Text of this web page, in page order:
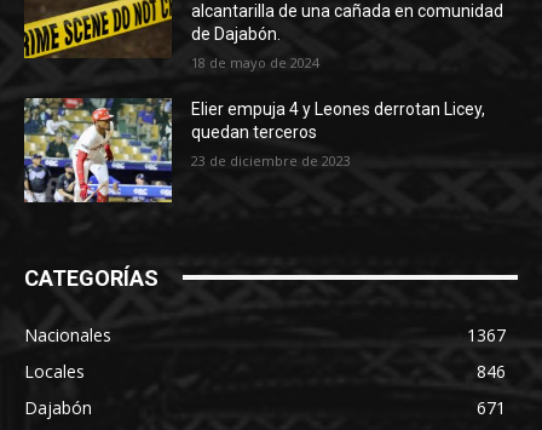
alcantarilla de una cañada en comunidad
de Dajabón.
18 de mayo de 2024
Elier empuja 4 y Leones derrotan Licey,
quedan terceros
23 de diciembre de 2023
CATEGORÍAS
Nacionales
1367
Locales
846
Dajabón
671